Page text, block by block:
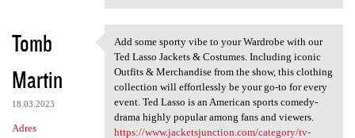
Tomb
Martin
18.03.2023
Adres
Add some sporty vibe to your
Add some sporty vibe to your Wardrobe with our
Ted Lasso Jackets & Costumes. Including iconic
Outfits & Merchandise from the show, this clothing
collection will effortlessly be your go-to for every
event. Ted Lasso is an American sports comedy-
drama highly popular among fans and viewers.
https://www.jacketsjunction.com/category/tv-